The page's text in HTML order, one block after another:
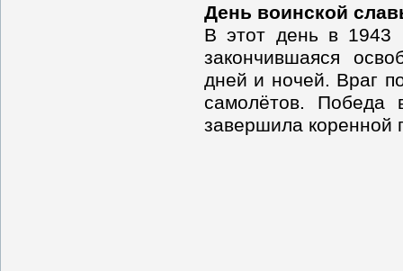
День воинской
В этот день в 1943
закончившаяся
дней и ночей. Враг
самолётов. Победа
завершила коренной